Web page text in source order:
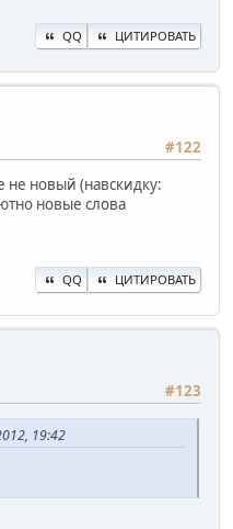
QQ ЦИТИРОВАТЬ
#122
не новый (навскидку:
новые слова
QQ ЦИТИРОВАТЬ
#123
19:42